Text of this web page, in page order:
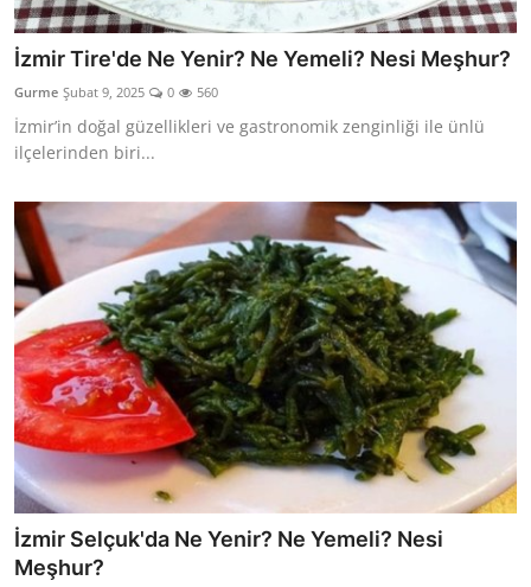
İzmir Tire'de Ne Yenir? Ne Yemeli? Nesi Meşhur?
Gurme Şubat 9, 2025 0 560
İzmir’in doğal güzellikleri ve gastronomik zenginliği ile ünlü
ilçelerinden biri...
İzmir Selçuk'da Ne Yenir? Ne Yemeli? Nesi
Meşhur?